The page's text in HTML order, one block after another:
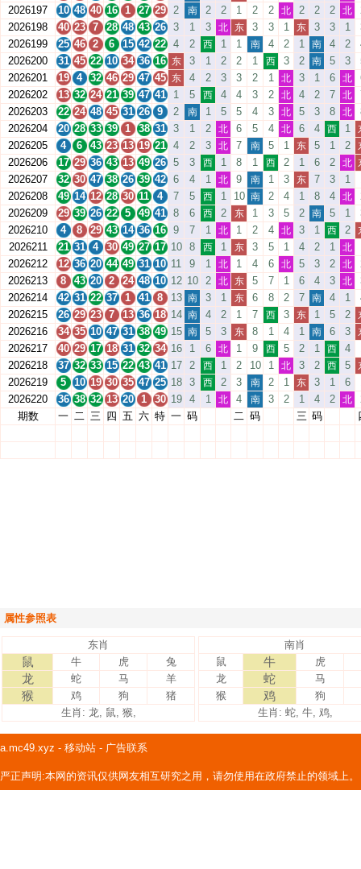
2026197
10 48 40 16 1 27 29 2 南 2 2 1 2 2 北 2 2 2 北
2026198
40 23 7 28 48 43 26 3 1 3 北 东 3 3 1 东 3 3 1
2026199
25 46 2 6 15 42 22 4 2 西 1 1 南 4 2 1 南 4 2
2026200
31 45 22 10 34 36 16 东 3 1 2 2 1 西 3 2 南 5 3
2026201
19 4 32 46 29 47 45 东 4 2 3 3 2 1 北 3 1 6 北
2026202
13 32 24 21 39 47 41 1 5 西 4 4 3 2 北 4 2 7 北
2026203
22 24 48 45 31 26 9 2 南 1 5 5 4 3 北 5 3 8 北
2026204
20 28 33 39 1 38 31 3 1 2 北 6 5 4 北 6 4 西 1
2026205 4 6 43 23 13 19 21 4 2 3 北 7 南 5 1 东 5 1 2
2026206 17 29 36 43 13 49 26 5 3 西 1 8 1 西 2 1 6 2 北
2026207 32 30 47 38 26 39 42 6 4 1 北 9 南 1 3 东 7 3 1
2026208
49 14 12 28 30 11 4 7 5 西 1 10 南 2 4 1 8 4 北
2026209
29 39 26 22 5 49 41 8 6 西 2 东 1 3 5 2 南 5 1
2026210
4 8 29 43 14 36 16 9 7 1 北 1 2 4 北 3 1 西 2
2026211 21 31 4 30 49 27 17 10 8 西 1 东 3 5 1 4 2 1 北
2026212
12 36 20 44 49 31 10 11 9 1 北 1 4 6 北 5 3 2 北
2026213
8 43 20 2 24 48 10 12 10 2 北 东 5 7 1 6 4 3 北
2026214
42 31 22 37 1 41 8 13 南 3 1 东 6 8 2 7 南 4 1
2026215
26 29 23 7 13 36 18 14 南 4 2 1 7 西 3 东 1 5 2
2026216 34 35 10 47 31 38 49 15 南 5 3 东 8 1 4 1 南 6 3
2026217 40 29 17 18 31 32 34 16 1 6 北 1 9 西 5 2 1 西 4
2026218
37 32 33 15 22 43 41 17 2 西 1 2 10 1 北 3 2 西 5
2026219 5 10 19 30 35 47 25 18 3 西 2 3 南 2 1 东 3 1 6
2026220
36 38 32 13 20 1 30 19 4 1 北 4 南 3 2 1 4 2 北
期数
一 二 三 四 五 六 特 一 码 二 码 三 码
属性参照表
东肖
鼠 牛 虎 兔
龙 蛇 马 羊
猴 鸡 狗
猪
生肖: 龙, 鼠, 猴,
南肖
鼠
牛
虎
龙
蛇
马
猴
鸡
狗
生肖: 蛇, 牛, 鸡,
a.mc49.xyz - 移动站 - 广告联系
严正声明:本网的资讯仅供网友相互研究之用，请勿使用在政府禁止的领域上。